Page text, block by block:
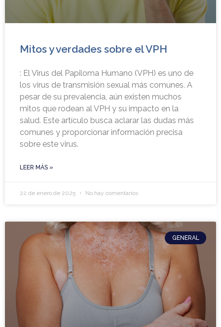
Mitos y verdades sobre el VPH
: El Virus del Papiloma Humano (VPH) es uno de
los virus de transmisión sexual más comunes. A
pesar de su prevalencia, aún existen muchos
mitos que rodean al VPH y su impacto en la
salud. Este artículo busca aclarar las dudas más
comunes y proporcionar información precisa
sobre este virus.
LEER MÁS »
22 de enero de 2025 No hay comentarios
GENERAL